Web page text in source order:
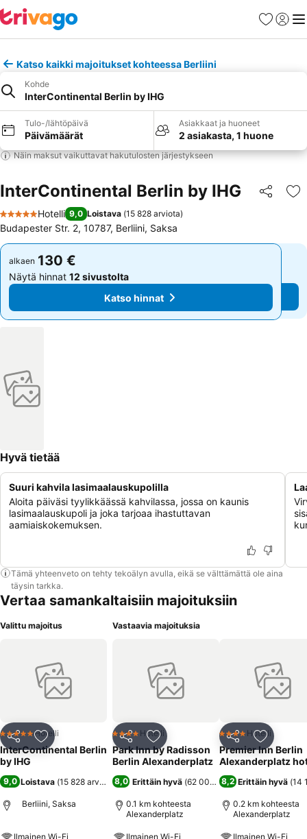
Suosikit
Katso kaikki majoitukset kohteessa Berliini
Kohde
InterContinental Berlin by IHG
Tulo-/lähtöpäivä
Päivämäärät
Asiakkaat ja huoneet
2 asiakasta, 1 huone
Näin maksut vaikuttavat hakutulosten järjestykseen
InterContinental Berlin by IHG Jaa
5 Tähtiluokitus
Hotelli 9,0 Loistava (15 828 arviota)
Budapester Str. 2, 10787, Berliini, Saksa
alkaen 130 €
Näytä hinnat 12 sivustolta
Katso hinnat
alkaen 130 €
Näytä hinnat 12 sivustolta
Katso hinnat
Hyvä tietää
Suuri kahvila lasimaalauskupolilla
Aloita päiväsi tyylikkäässä kahvilassa, jossa on kaunis
lasimaalauskupoli ja joka tarjoaa ihastuttavan
aamiaiskokemuksen.
Tämä yhteenveto on tehty tekoälyn avulla, eikä se välttämättä ole aina
täysin tarkka.
Vertaa samankaltaisiin majoituksiin
Valittu majoitus
Jaa Lisää suosikkeihin
5 Tähtiluokitus
Hotelli
InterContinental Berlin
by IHG
9,0 Loistava (15 828 arviota)
Berliini, Saksa
Ilmainen Wi-Fi
Vastaavia majoituksia
Jaa Lisää suosikkeihin
4 Tähtiluokitus
Hotelli
Park Inn by Radisson
Berlin Alexanderplatz
8,0 Erittäin hyvä (62 000 arviota)
0.1 km kohteesta
Alexanderplatz
Ilmainen Wi-Fi
Jaa Lisää
4 Tähtiluokitus
Hotelli
Premier Inn Berlin
Alexanderplatz
8,2 Erittäin hyvä (14
0.2 km kohteesta
Alexanderplatz
Ilmainen Wi-Fi